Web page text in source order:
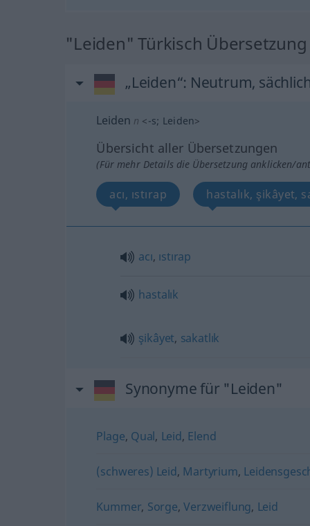
"Leiden" Türkisch Übersetzung
„Leiden“: Neutrum,
Leiden n <-s; Leiden>
Übersicht aller Übersetzungen
(Für mehr Details die Übersetzung anklicken/
acı, ıstırap hastalık, şikâyet,
acı, ıstırap
hastalık
şikâyet, sakatlık
Synonyme für "Leiden"
Plage, Qual, Leid, Elend
(schweres) Leid, Martyrium,
Kummer, Sorge,Verzweiflung, Leid